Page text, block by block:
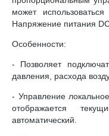
может
Напряжение питания
Особенности:
- Позволяет
давления, расхода
- Управление
отображается
автоматический.